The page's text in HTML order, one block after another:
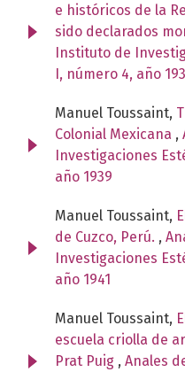
e históricos de la
sido declarados
Instituto de
I, número 4, año
Manuel Toussaint,
Colonial Mexicana ,
Investigaciones
año 1939
Manuel Toussaint,
de Cuzco, Perú. ,
Investigaciones
año 1941
Manuel Toussaint,
escuela criolla de
Prat Puig , Anales